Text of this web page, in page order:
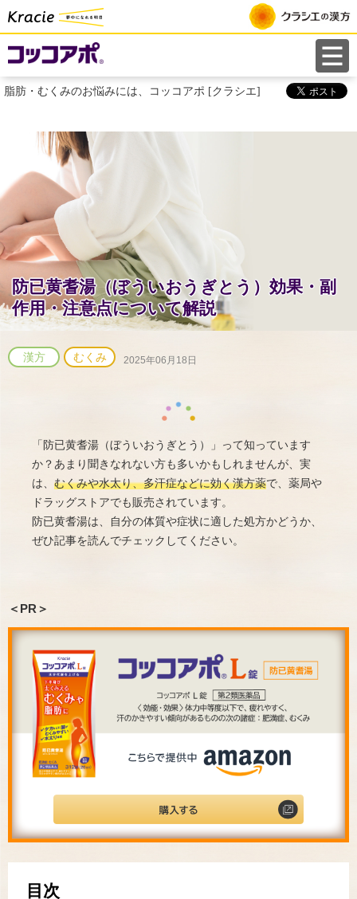
脂肪・むくみのお悩みには、コッコアポ [クラシエ]
防已黄耆湯（ぼういおうぎとう）効果・副
作用・注意点について解説
漢方 むくみ 2025年06月18日
「防已黄耆湯（ぼういおうぎとう）」って知っています
か？あまり聞きなれない方も多いかもしれませんが、実
は、 むくみや水太り、多汗症などに効く漢方薬で、薬局や
ドラッグストアでも販売されています。
防已黄耆湯は、自分の体質や症状に適した処方かどうか、
ぜひ記事を読んでチェックしてください。
＜PR＞
目次
ペ
ー
ジ
は
こ
で
す